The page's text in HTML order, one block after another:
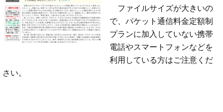
ファイルサイズが大きいの
で、パケット通信料金定額制
プランに加入していない携帯
電話やスマートフォンなどを
利用している方はご注意くだ
さい。